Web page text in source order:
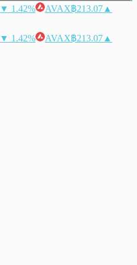
▼ 1.42% AVAX฿213.07 ▲
▼ 1.42% AVAX฿213.07 ▲